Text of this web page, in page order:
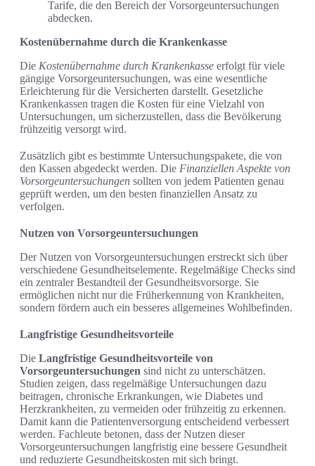
Tarife, die den Bereich der Vorsorgeuntersuchungen
abdecken.
Kostenübernahme durch die Krankenkasse
Die Kostenübernahme durch Krankenkasse erfolgt für viele
gängige Vorsorgeuntersuchungen, was eine wesentliche
Erleichterung für die Versicherten darstellt. Gesetzliche
Krankenkassen tragen die Kosten für eine Vielzahl von
Untersuchungen, um sicherzustellen, dass die Bevölkerung
frühzeitig versorgt wird.
Zusätzlich gibt es bestimmte Untersuchungspakete, die von
den Kassen abgedeckt werden. Die Finanziellen Aspekte von
Vorsorgeuntersuchungen sollten von jedem Patienten genau
geprüft werden, um den besten finanziellen Ansatz zu
verfolgen.
Nutzen von Vorsorgeuntersuchungen
Der Nutzen von Vorsorgeuntersuchungen erstreckt sich über
verschiedene Gesundheitselemente. Regelmäßige Checks sind
ein zentraler Bestandteil der Gesundheitsvorsorge. Sie
ermöglichen nicht nur die Früherkennung von Krankheiten,
sondern fördern auch ein besseres allgemeines Wohlbefinden.
Langfristige Gesundheitsvorteile
Die Langfristige Gesundheitsvorteile von
Vorsorgeuntersuchungen sind nicht zu unterschätzen.
Studien zeigen, dass regelmäßige Untersuchungen dazu
beitragen, chronische Erkrankungen, wie Diabetes und
Herzkrankheiten, zu vermeiden oder frühzeitig zu erkennen.
Damit kann die Patientenversorgung entscheidend verbessert
werden. Fachleute betonen, dass der Nutzen dieser
Vorsorgeuntersuchungen langfristig eine bessere Gesundheit
und reduzierte Gesundheitskosten mit sich bringt.